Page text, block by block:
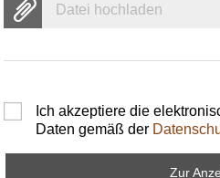
Datei hochladen
Ich akzeptiere die
Daten gemäß der
Zur